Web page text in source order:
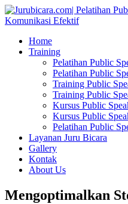
Home
Training
Pelatihan Public
Pelatihan Public
Training Public
Training Public
Kursus Public
Kursus Public
Pelatihan Public
Layanan Juru Bicara
Gallery
Kontak
About Us
Mengoptimalkan